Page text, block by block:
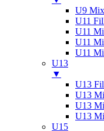
U9
U11
U11
U11
U11
U13
▼
U13
U13
U13
U13
U15